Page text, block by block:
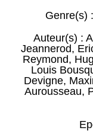
Genre(s) :
Auteur(s) :
Jeannerod,
Reymond,
Louis
Devigne,
Aurousseau,